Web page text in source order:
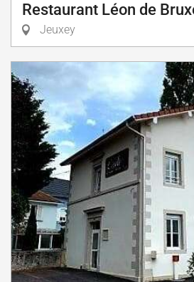
Restaurant Léon de
Jeuxey